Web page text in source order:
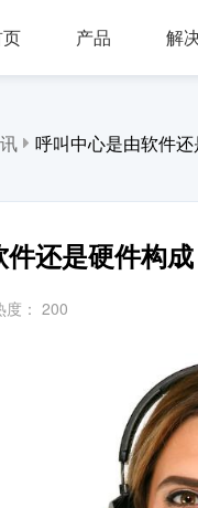
产品 解
呼叫中心是由软件还
还是硬件构成
度： 200